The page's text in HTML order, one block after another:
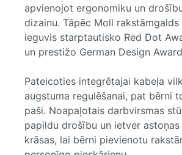
apvienojot ergonomiku un
dizainu. Tāpēc Moll
ieguvis starptautisko Red Dot
un prestižo German Design
Pateicoties integrētajai kabeļa
augstuma regulēšanai, pat bērni
paši. Noapaļotais darbvirsmas
papildu drošību un ietver
krāsas, lai bērni pievienotu